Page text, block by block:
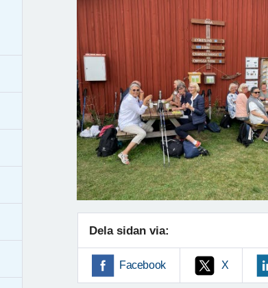
Dela sidan via:
Facebook X